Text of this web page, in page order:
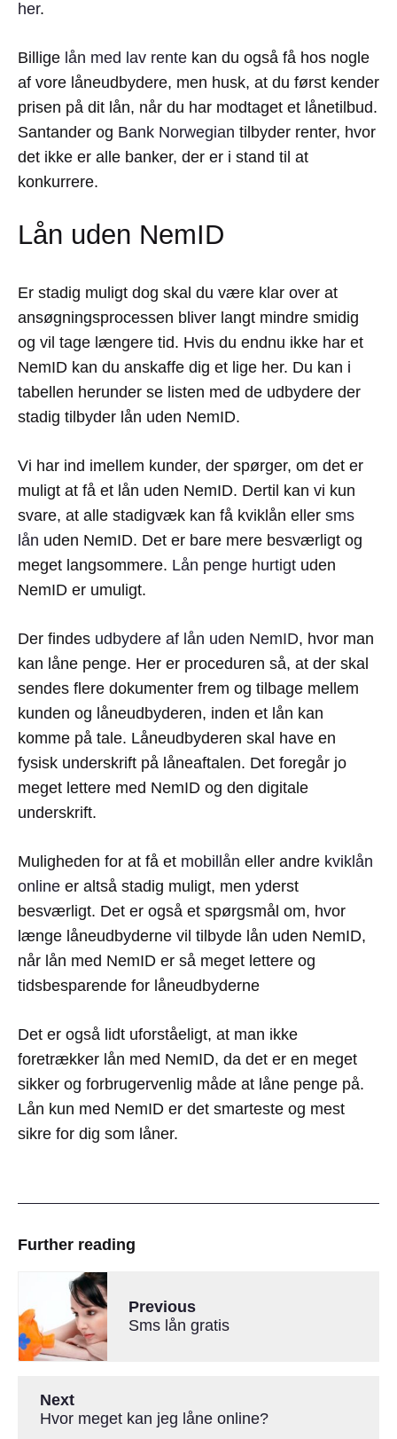
her.
Billige lån med lav rente kan du også få hos nogle
af vore låneudbydere, men husk, at du først kender
prisen på dit lån, når du har modtaget et lånetilbud.
Santander og Bank Norwegian tilbyder renter, hvor
det ikke er alle banker, der er i stand til at
konkurrere.
Lån uden NemID
Er stadig muligt dog skal du være klar over at
ansøgningsprocessen bliver langt mindre smidig
og vil tage længere tid. Hvis du endnu ikke har et
NemID kan du anskaffe dig et lige her. Du kan i
tabellen herunder se listen med de udbydere der
stadig tilbyder lån uden NemID.
Vi har ind imellem kunder, der spørger, om det er
muligt at få et lån uden NemID. Dertil kan vi kun
svare, at alle stadigvæk kan få kviklån eller sms
lån uden NemID. Det er bare mere besværligt og
meget langsommere. Lån penge hurtigt uden
NemID er umuligt.
Der findes udbydere af lån uden NemID, hvor man
kan låne penge. Her er proceduren så, at der skal
sendes flere dokumenter frem og tilbage mellem
kunden og låneudbyderen, inden et lån kan
komme på tale. Låneudbyderen skal have en
fysisk underskrift på låneaftalen. Det foregår jo
meget lettere med NemID og den digitale
underskrift.
Muligheden for at få et mobillån eller andre kviklån
online er altså stadig muligt, men yderst
besværligt. Det er også et spørgsmål om, hvor
længe låneudbyderne vil tilbyde lån uden NemID,
når lån med NemID er så meget lettere og
tidsbesparende for låneudbyderne
Det er også lidt uforståeligt, at man ikke
foretrækker lån med NemID, da det er en meget
sikker og forbrugervenlig måde at låne penge på.
Lån kun med NemID er det smarteste og mest
sikre for dig som låner.
Further reading
Previous
Sms lån gratis
Next
Hvor meget kan jeg låne online?